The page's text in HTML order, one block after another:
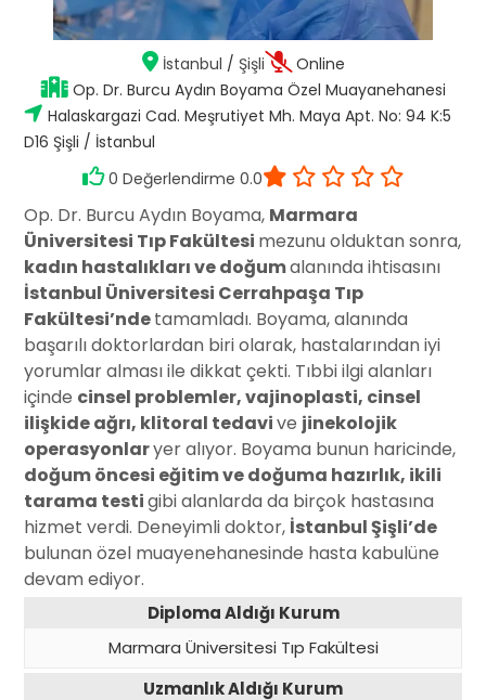
İstanbul / Şişli
Online
Op. Dr. Burcu Aydın Boyama Özel Muayanehanesi
Halaskargazi Cad. Meşrutiyet Mh. Maya Apt. No: 94 K:5
D16 Şişli / İstanbul
0 Değerlendirme 0.0
Op. Dr. Burcu Aydın Boyama, Marmara
Üniversitesi Tıp Fakültesi mezunu olduktan sonra,
kadın hastalıkları ve doğumalanında ihtisasını
İstanbul Üniversitesi Cerrahpaşa Tıp
Fakültesi’ndetamamladı. Boyama, alanında
başarılı doktorlardan biri olarak, hastalarından iyi
yorumlar alması ile dikkat çekti. Tıbbi ilgi alanları
içinde cinsel problemler, vajinoplasti, cinsel
ilişkide ağrı, klitoral tedavive jinekolojik
operasyonlaryer alıyor. Boyama bunun haricinde,
doğum öncesi eğitim ve doğuma hazırlık, ikili
tarama testigibi alanlarda da birçok hastasına
hizmet verdi. Deneyimli doktor, İstanbul Şişli’de
bulunan özel muayenehanesinde hasta kabulüne
devam ediyor.
Diploma Aldığı Kurum
Marmara Üniversitesi Tıp Fakültesi
Uzmanlık Aldığı Kurum